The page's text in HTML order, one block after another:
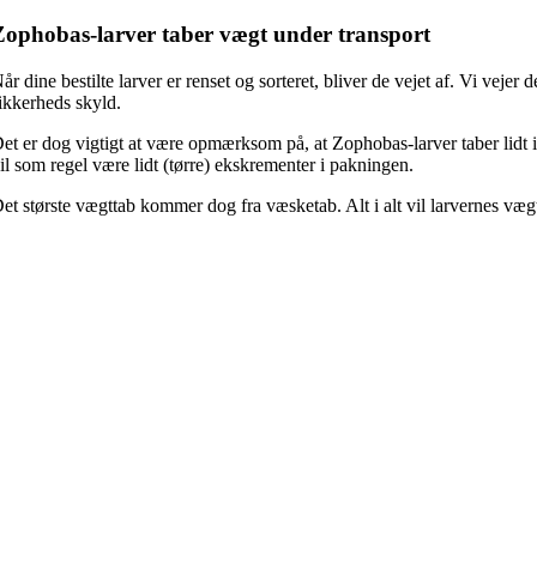
larver taber vægt under transport
dine bestilte larver er renset og sorteret, bliver de vejet af. Vi vejer
skyld.
er dog vigtigt at være opmærksom på, at Zophobas-larver taber lidt
som regel være lidt (tørre) ekskrementer i pakningen.
største vægttab kommer dog fra væsketab. Alt i alt vil larvernes